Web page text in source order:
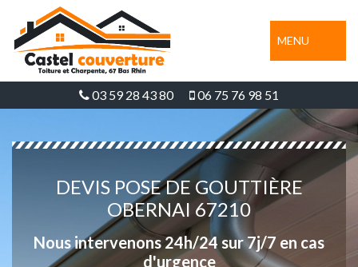
MENU
03 59 28 43 80 06 75 76 98 51
DEVIS POSE DE GOUTTIÈRE
OBERNAI 67210
Nous intervenons 24h/24 sur 7j/7 en cas
d'urgence